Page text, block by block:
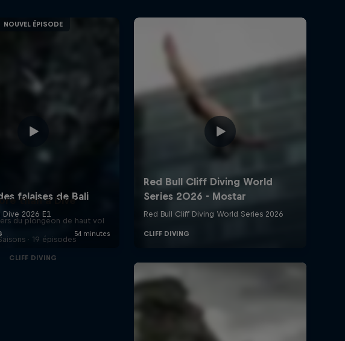
than a Dive
du plongeon de haut vol
· 19 épisodes
CLIFF DIVING